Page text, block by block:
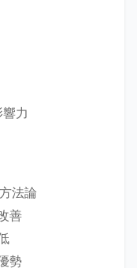
力
法論
善
勢